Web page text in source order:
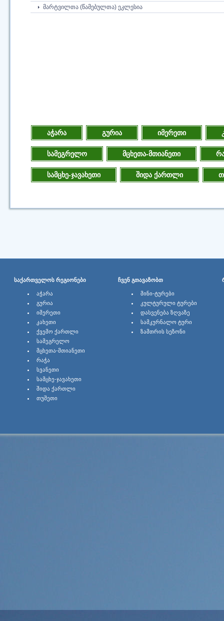
ᲛᲐᲠᲢᲕᲘᲚᲗᲐ (ᲬᲐᲛᲔᲑᲣᲚᲗᲐ) ᲔᲙᲚᲔᲡᲘᲐ
აჭარა გურია იმერეთი
სამეგრელო მცხეთა-მთიანეთი
სამცხე-ჯავახეთი შიდა ქართლი
ᲡᲐᲥᲐᲠᲗᲕᲔᲚᲝᲡ ᲠᲔᲒᲘᲝᲜᲔᲑᲘ ᲩᲕᲔᲜ ᲒᲗᲐᲕᲐᲖᲝᲑᲗ
ᲐᲭᲐᲠᲐ
ᲒᲣᲠᲘᲐ
ᲘᲛᲔᲠᲔᲗᲘ
ᲙᲐᲮᲔᲗᲘ
ᲥᲕᲔᲛᲝ ᲥᲐᲠᲗᲚᲘ
ᲡᲐᲛᲔᲒᲠᲔᲚᲝ
ᲛᲪᲮᲔᲗᲐ-ᲛᲗᲘᲐᲜᲔᲗᲘ
ᲠᲐᲭᲐ
ᲡᲕᲐᲜᲔᲗᲘ
ᲡᲐᲛᲪᲮᲔ-ᲯᲐᲕᲐᲮᲔᲗᲘ
ᲨᲘᲓᲐ ᲥᲐᲠᲗᲚᲘ
ᲗᲣᲨᲔᲗᲘ
ᲛᲘᲜᲘ-ᲢᲣᲠᲔᲑᲘ
ᲙᲣᲚᲢᲣᲠᲣᲚᲘ ᲢᲣᲠᲔᲑᲘ
ᲓᲐᲡᲕᲔᲜᲔᲑᲐ ᲖᲦᲕᲐᲖᲔ
ᲡᲐᲛᲙᲣᲠᲜᲐᲚᲝ ᲢᲣᲠᲘ
ᲖᲐᲛᲗᲠᲘᲡ ᲡᲔᲖᲝᲜᲘ